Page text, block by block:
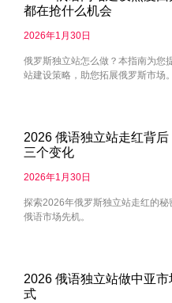
都在抢什么机会
2026年1月30日
俄罗斯独立站怎么做？本指南为您
站建设策略，助您拓展俄罗斯市场。
2026 俄语独立站走红背
三个变化
2026年1月30日
探索2026年俄罗斯独立站走红的
俄语市场先机。
2026 俄语独立站做中亚
式